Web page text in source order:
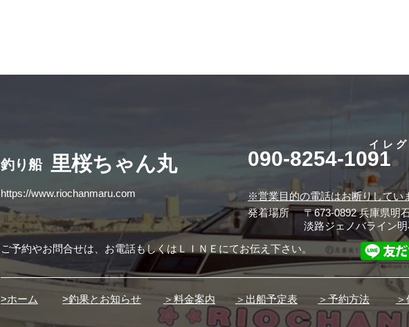
釣り船 ​里桜ちゃん丸
https://www.riochanmaru.com
090-8254-1091
イレ
※営業目的の電話はお断りしてい
発着場所
〒673-0892 兵庫県明
淡路ジェノバライン
ご予約やお問合せは、お電話もしくはＬＩＮＥにてお伝え下さい。
>ホーム >釣果とお知らせ ＞料金案内 ＞出船予定表 ＞予約方法